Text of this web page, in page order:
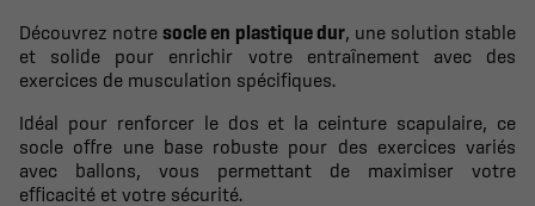
Découvrez notresocle en plastique dur, une solution stable
et solide pour enrichir votre entraînement avec des
exercices de musculation spécifiques.
Idéal pour renforcer le dos et la ceinture scapulaire, ce
socle offre une base robuste pour des exercices variés
avec ballons, vous permettant de maximiser votre
efficacité et votre sécurité.